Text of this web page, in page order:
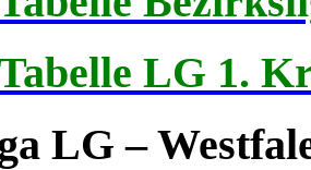
LG 1.
LG –